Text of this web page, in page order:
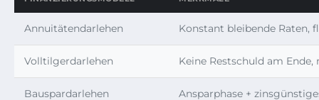
Annuitätendarlehen Konstant bleibende Raten,
Volltilgerdarlehen Keine Restschuld am
Bauspardarlehen Ansparphase +